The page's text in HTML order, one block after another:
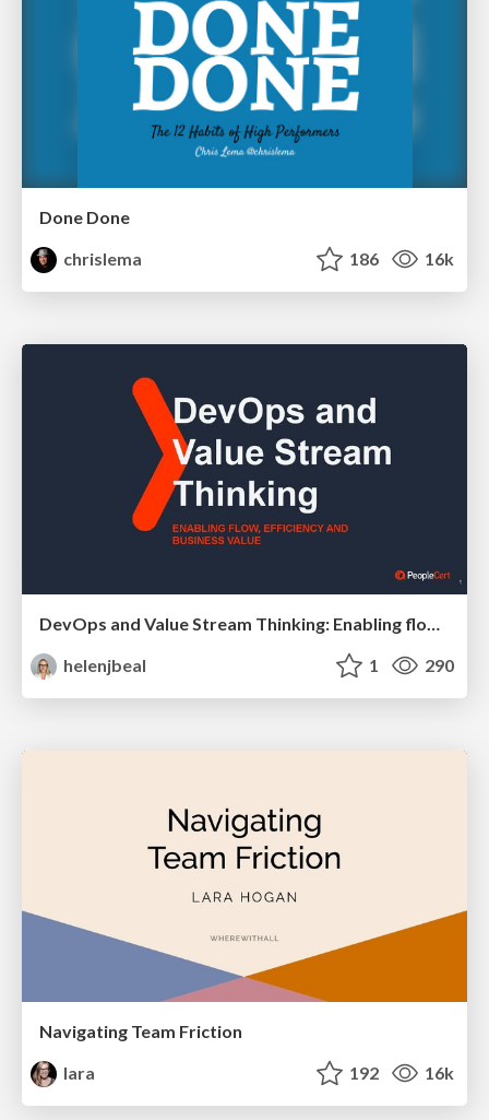
Done Done
chrislema
186 16k
DevOps and Value Stream Thinking: Enabling flow, efficiency and business value
helenjbeal
1 290
Navigating Team Friction
lara
192 16k